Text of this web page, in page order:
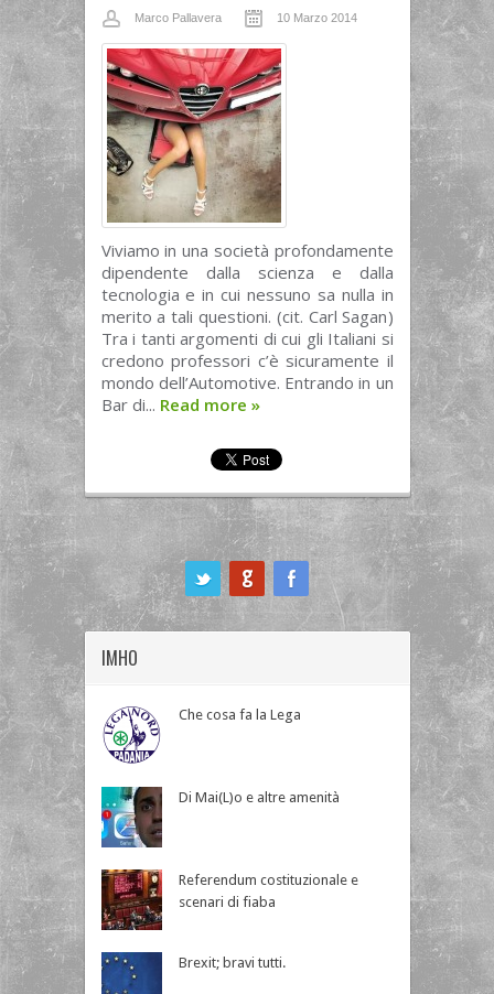
Marco Pallavera 10 Marzo 2014
Viviamo in una società profondamente
dipendente dalla scienza e dalla
tecnologia e in cui nessuno sa nulla in
merito a tali questioni. (cit. Carl Sagan)
Tra i tanti argomenti di cui gli Italiani si
credono professori c’è sicuramente il
mondo dell’Automotive. Entrando in un
Bar di... Read more »
IMHO
Che cosa fa la Lega
Di Mai(L)o e altre amenità
Referendum costituzionale e
scenari di fiaba
Brexit; bravi tutti.